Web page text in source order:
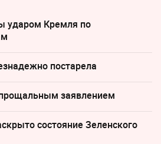
ударом Кремля по
постарела
заявлением
состояние Зеленского